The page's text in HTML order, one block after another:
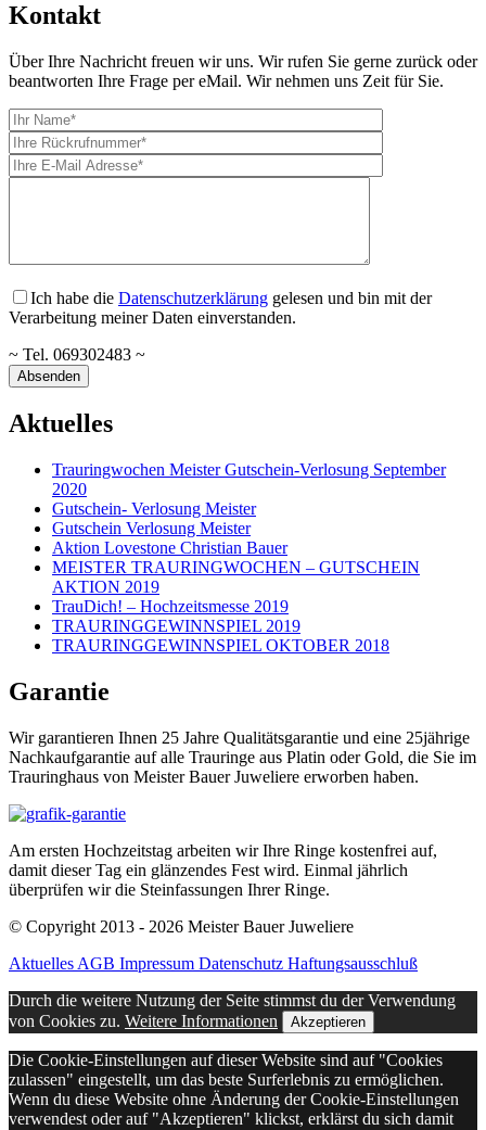
Kontakt
Über Ihre Nachricht freuen wir uns. Wir rufen Sie gerne zurück oder
beantworten Ihre Frage per eMail. Wir nehmen uns Zeit für Sie.
Ich habe die Datenschutzerklärung gelesen und bin mit der
Verarbeitung meiner Daten einverstanden.
~ Tel. 069302483 ~
Aktuelles
Trauringwochen Meister Gutschein-Verlosung September
2020
Gutschein- Verlosung Meister
Gutschein Verlosung Meister
Aktion Lovestone Christian Bauer
MEISTER TRAURINGWOCHEN – GUTSCHEIN
AKTION 2019
TrauDich! – Hochzeitsmesse 2019
TRAURINGGEWINNSPIEL 2019
TRAURINGGEWINNSPIEL OKTOBER 2018
Garantie
Wir garantieren Ihnen 25 Jahre Qualitätsgarantie und eine 25jährige
Nachkaufgarantie auf alle Trauringe aus Platin oder Gold, die Sie im
Trauringhaus von Meister Bauer Juweliere erworben haben.
Am ersten Hochzeitstag arbeiten wir Ihre Ringe kostenfrei auf,
damit dieser Tag ein glänzendes Fest wird. Einmal jährlich
überprüfen wir die Steinfassungen Ihrer Ringe.
© Copyright 2013 - 2026 Meister Bauer Juweliere
Aktuelles AGB Impressum Datenschutz Haftungsausschluß
Durch die weitere Nutzung der Seite stimmst du der Verwendung
von Cookies zu. Weitere Informationen Akzeptieren
Die Cookie-Einstellungen auf dieser Website sind auf "Cookies
zulassen" eingestellt, um das beste Surferlebnis zu ermöglichen.
Wenn du diese Website ohne Änderung der Cookie-Einstellungen
verwendest oder auf "Akzeptieren" klickst, erklärst du sich damit